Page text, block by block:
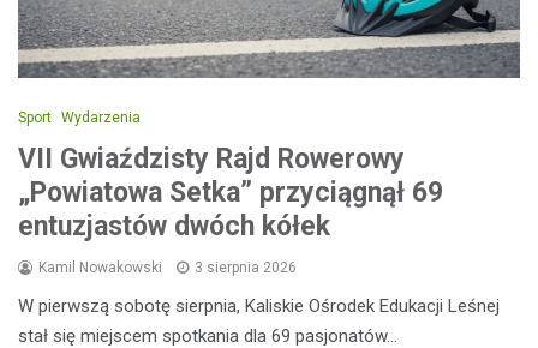
Sport Wydarzenia
VII Gwiaździsty Rajd Rowerowy
„Powiatowa Setka” przyciągnął 69
entuzjastów dwóch kółek
Kamil Nowakowski 3 sierpnia 2026
W pierwszą sobotę sierpnia, Kaliskie Ośrodek Edukacji Leśnej
stał się miejscem spotkania dla 69 pasjonatów…